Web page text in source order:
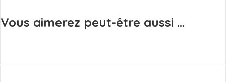
Vous aimerez peut-être aussi ...